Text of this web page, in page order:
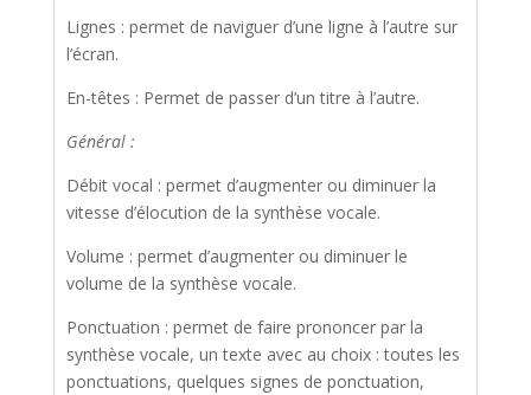
Lignes : permet de naviguer d’une ligne à l’autre sur
l’écran.
En-têtes : Permet de passer d’un titre à l’autre.
Général :
Débit vocal : permet d’augmenter ou diminuer la
vitesse d’élocution de la synthèse vocale.
Volume : permet d’augmenter ou diminuer le
volume de la synthèse vocale.
Ponctuation : permet de faire prononcer par la
synthèse vocale, un texte avec au choix : toutes les
ponctuations, quelques signes de ponctuation,